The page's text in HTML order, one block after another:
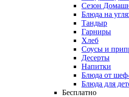
Сезон
Блюда на
Тандыр
Гарниры
Хлеб
Соусы и
Десерты
Напитки
Блюда от
Блюда для
Бесплатно